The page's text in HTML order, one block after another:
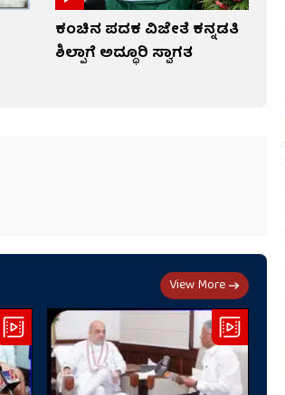
ಕಂಚಿನ ಪದಕ ವಿಜೇತೆ ಕನ್ನಡತಿ
ಶಿಲ್ಪಾಗೆ ಅದ್ಧೂರಿ ಸ್ವಾಗತ
View More